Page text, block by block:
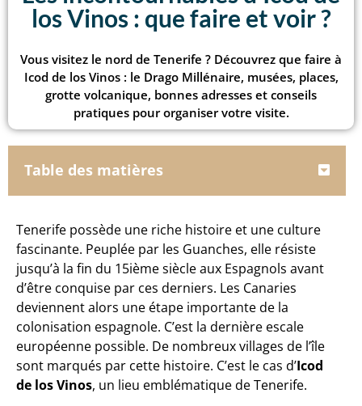
los Vinos : que faire et voir ?
Vous visitez le nord de Tenerife ? Découvrez que faire à
Icod de los Vinos : le Drago Millénaire, musées, places,
grotte volcanique, bonnes adresses et conseils
pratiques pour organiser votre visite.
Table des matières
Tenerife possède une riche histoire et une culture
fascinante. Peuplée par les Guanches, elle résiste
jusqu’à la fin du 15ième siècle aux Espagnols avant
d’être conquise par ces derniers. Les Canaries
deviennent alors une étape importante de la
colonisation espagnole. C’est la dernière escale
européenne possible. De nombreux villages de l’île
sont marqués par cette histoire. C’est le cas d’Icod
de los Vinos, un lieu emblématique de Tenerife.